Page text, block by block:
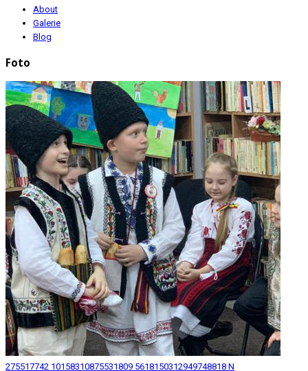
About
Galerie
Blog
Foto
275517742 10158310875531809 5618150312949748818 N